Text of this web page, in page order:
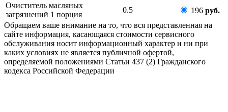
Очиститель масляных
загрязнений 1 порция
0.5 196 руб.
Обращаем ваше внимание на то, что вся представленная на
сайте информация, касающаяся стоимости сервисного
обслуживания носит информационный характер и ни при
каких условиях не является публичной офертой,
определяемой положениями Статьи 437 (2) Гражданского
кодекса Российской Федерации